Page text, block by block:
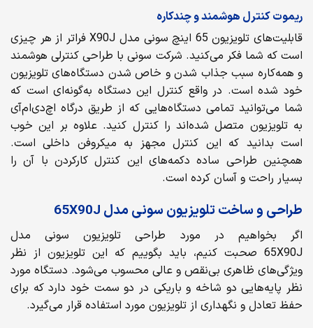
ریموت کنترل هوشمند و چندکاره
قابلیت‌های تلویزیون 65 اینچ سونی مدل X90J فراتر از هر چیزی
است که شما فکر می‌کنید. شرکت سونی با طراحی کنترلی هوشمند
و همه‌کاره سبب جذاب شدن و خاص شدن دستگاه‌های تلویزیون
خود شده است. در واقع کنترل این دستگاه به‌گونه‌ای است که
شما می‌توانید تمامی دستگاه‌هایی که از طریق درگاه اچ‌دی‌ام‌آی
به تلویزیون متصل شده‌اند را کنترل کنید. علاوه بر این خوب
است بدانید که این کنترل مجهز به میکروفن داخلی است.
همچنین طراحی ساده دکمه‌های این کنترل کارکردن با آن را
بسیار راحت و آسان کرده است.
طراحی و ساخت تلویزیون سونی مدل 65X90J
اگر بخواهیم در مورد طراحی تلویزیون سونی مدل
65X90J صحبت کنیم، باید بگوییم که این تلویزیون از نظر
ویژگی‌های ظاهری بی‌نقص و عالی محسوب می‌شود. دستگاه مورد
نظر پایه‌هایی دو شاخه و باریکی در دو سمت خود دارد که برای
حفظ تعادل و نگهداری از تلویزیون مورد استفاده قرار می‌گیرد.